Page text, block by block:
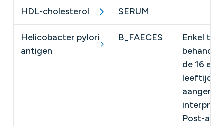
HDL-cholesterol SERUM
Helicobacter pylori
antigen
B_FAECES
​Enkel
de 16 en
Post-